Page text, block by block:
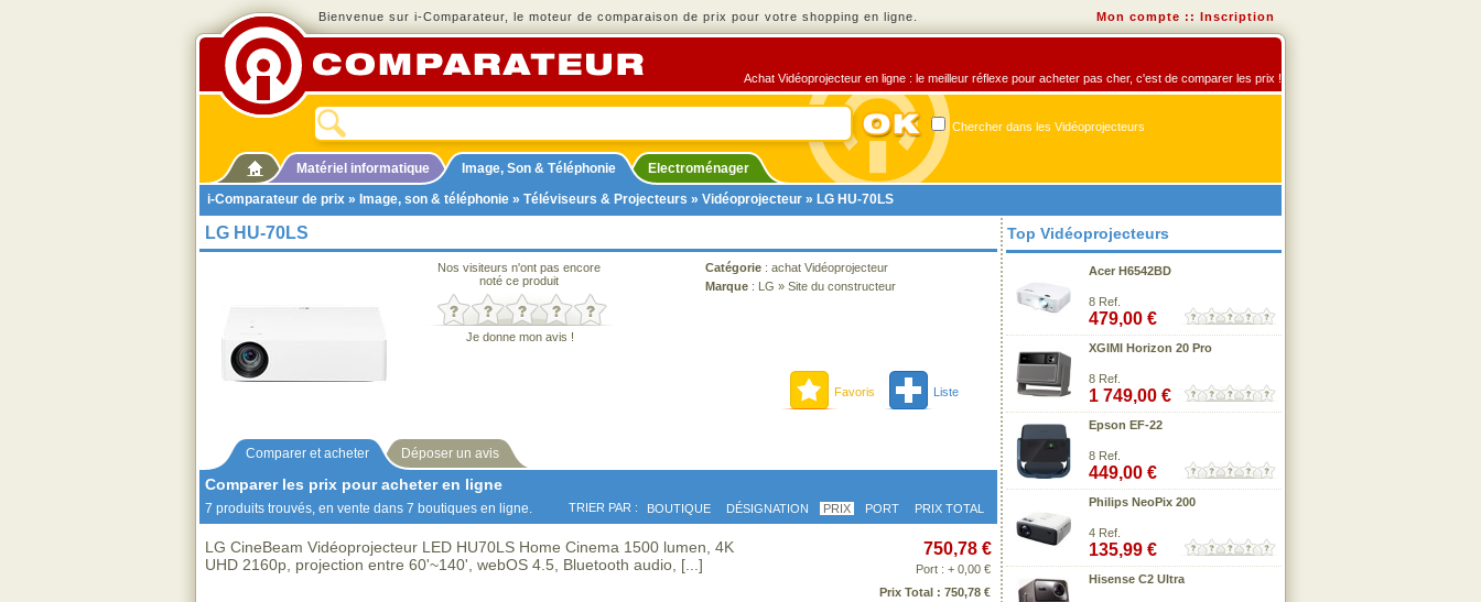
Bienvenue sur i-Comparateur, le moteur de comparaison de prix pour votre shopping en ligne. Mon compte :: Inscription
Achat Vidéoprojecteur en ligne : le meilleur réflexe pour acheter pas cher, c'est de comparer les prix !
Chercher dans les Vidéoprojecteurs
Matériel informatique Image, Son & Téléphonie
Electroménager
i-Comparateur de prix » Image, son & téléphonie » Téléviseurs & Projecteurs » Vidéoprojecteur » LG HU-70LS
LG HU-70LS
Nos visiteurs n'ont pas encore
noté ce produit
Je donne mon avis !
Catégorie : achat Vidéoprojecteur
Marque : LG » Site du constructeur
Favoris Liste
Comparer et acheter Déposer un avis
Comparer les prix pour acheter en ligne
7 produits trouvés, en vente dans 7 boutiques en ligne. TRIER PAR : BOUTIQUE DÉSIGNATION PRIX PORT PRIX TOTAL
LG CineBeam Vidéoprojecteur LED HU70LS Home Cinema 1500 lumen, 4K
UHD 2160p, projection entre 60'~140', webOS 4.5, Bluetooth audio, [...]
750,78 €
Port : + 0,00 €
Prix Total : 750,78 €
Top Vidéoprojecteurs
Acer H6542BD
8 Ref.
479,00 €
XGIMI Horizon 20 Pro
8 Ref.
1 749,00 €
Epson EF-22
8 Ref.
449,00 €
Philips NeoPix 200
4 Ref.
135,99 €
Hisense C2 Ultra